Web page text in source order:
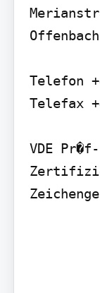
Offenbach
Telefon
Telefax
VDE